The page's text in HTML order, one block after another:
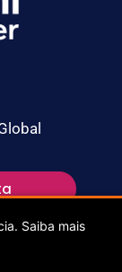
Saiba mais